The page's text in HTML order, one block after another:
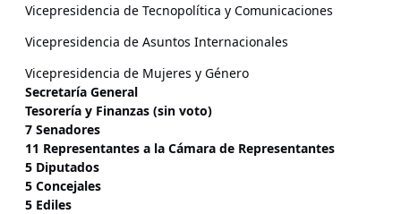
Vicepresidencia de Tecnopolítica y Comunicaciones
Vicepresidencia de Asuntos Internacionales
Vicepresidencia de Mujeres y Género
Secretaría General
Tesorería y Finanzas (sin voto)
7 Senadores
11 Representantes a la Cámara de Representantes
5 Diputados
5 Concejales
5 Ediles